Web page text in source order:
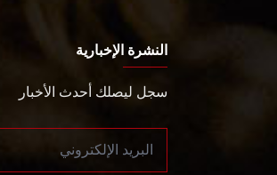
النشرة الإخبارية
سجل ليصلك أحدث الأخبار